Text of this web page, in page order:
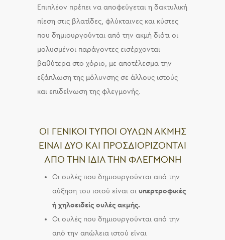
Επιπλέον πρέπει να αποφεύγεται η δακτυλική
πίεση στις βλατίδες, φλύκταινες και κύστες
που δημιουργούνται από την ακμή διότι οι
μολυσμένοι παράγοντες εισέρχονται
βαθύτερα στο χόριο, με αποτέλεσμα την
εξάπλωση της μόλυνσης σε άλλους ιστούς
και επιδείνωση της φλεγμονής.
ΟΙ ΓΕΝΙΚΟΙ ΤΥΠΟΙ ΟΥΛΩΝ ΑΚΜΗΣ
ΕΙΝΑΙ ΔΥΟ ΚΑΙ ΠΡΟΣΔΙΟΡΙΖΟΝΤΑΙ
ΑΠΟ ΤΗΝ ΙΔΙΑ ΤΗΝ ΦΛΕΓΜΟΝΗ
Οι ουλές που δημιουργούνται από την
αύξηση του ιστού είναι οι υπερτροφικές
ή χηλοειδείς ουλές ακμής.
Οι ουλές που δημιουργούνται από την
από την απώλεια ιστού είναι